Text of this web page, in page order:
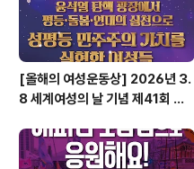
[올해의 여성운동상] 2026년 3.
8 세계여성의 날 기념 제41회 한